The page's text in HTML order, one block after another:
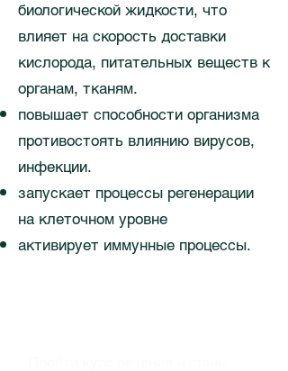
биологической жидкости, что
влияет на скорость доставки
кислорода, питательных веществ к
органам, тканям.
повышает способности организма
противостоять влиянию вирусов,
инфекции.
запускает процессы регенерации
на клеточном уровне
активирует иммунные процессы.